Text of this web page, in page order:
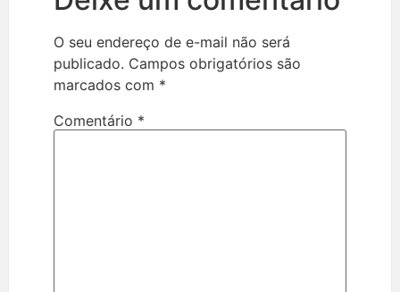
O seu endereço de e-mail não será
publicado. Campos obrigatórios são
marcados com *
Comentário *